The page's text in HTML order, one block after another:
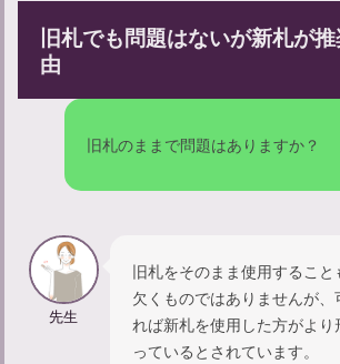
回忌法要の準備とマナー：大切な故人への敬
命日に毎年法要はする？何回忌まで行う？年
旧札でも問題はないが新札が
由
旧札のままで問題はありますか？
先生
旧札をそのまま使用すること
欠くものではありませんが、
れば新札を使用した方がより
っているとされています。